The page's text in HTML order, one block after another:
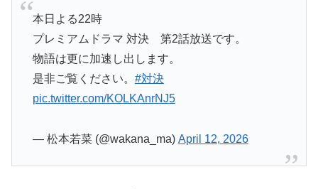
本日よる22時
プレミアムドラマ 対決 第2話放送です。
物語は更に加速し出します。
是非ご覧ください。 #対決
pic.twitter.com/KOLKAnrNJ5
— 松本若菜 (@wakana_ma) April 12, 2026